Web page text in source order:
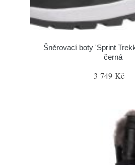
Šněrovací boty 'Sprint
černá
3 749 Kč